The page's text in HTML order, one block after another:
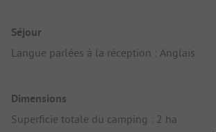
Séjour
Langue parlées à la réception : Anglais
Dimensions
Superficie totale du camping : 2 ha